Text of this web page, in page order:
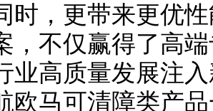
时，更带来更优
，不仅赢得了高
业高质量发展注
马可清障类产品